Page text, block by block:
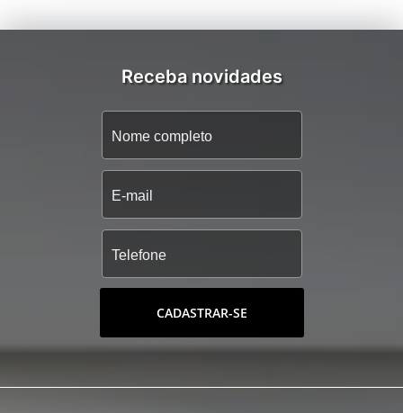
Receba novidades
CADASTRAR-SE